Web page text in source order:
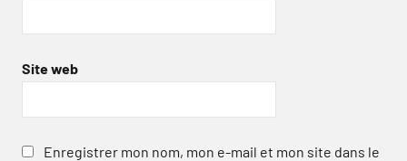
Site web
Enregistrer mon nom, mon e-mail et mon site dans le